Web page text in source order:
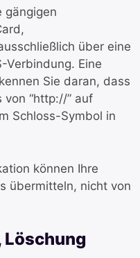
gängigen
über eine
Verbindung. Eine
Sie daran, dass
“http://” auf
Schloss-Symbol in
können Ihre
übermitteln, nicht von